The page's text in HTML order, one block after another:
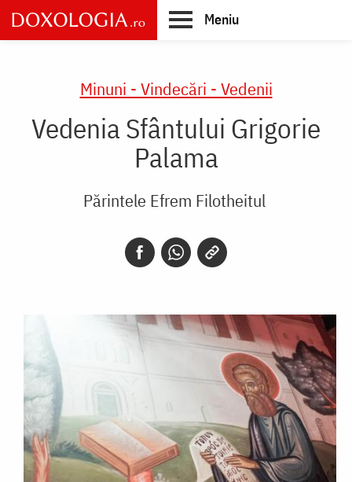
Skip
to
main
Meniu
Minuni - Vindecări - Vedenii
Vedenia Sfântului Grigorie
Palama
Părintele Efrem Filotheitul